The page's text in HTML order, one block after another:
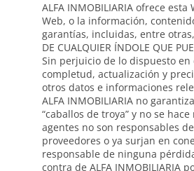
ALFA INMOBILIARIA ofrece
Web, o la información,
garantías, incluidas, entre otras,
DE CUALQUIER ÍNDOLE QUE
Sin perjuicio de lo dispuesto
completud, actualización y
otros datos e informaciones
ALFA INMOBILIARIA no
“caballos de troya” y no se
agentes no son responsables
proveedores o ya surjan en
responsable de ninguna
contra de ALFA INMOBILIARIA